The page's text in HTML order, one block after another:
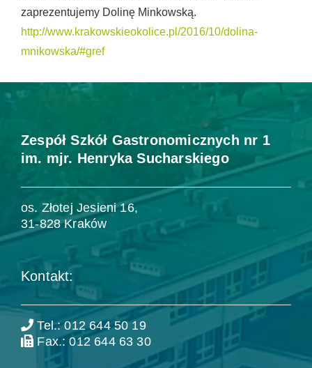
zaprezentujemy Dolinę Minkowską.
http://www.krakowskieokolice.pl/2016/10/dolina-
mnikowska/#gref
Zespół Szkół Gastronomicznych nr 1
im. mjr. Henryka Sucharskiego
os. Złotej Jesieni 16,
31-828 Kraków
Kontakt:
Tel.: 012 644 50 19
Fax.: 012 644 63 30